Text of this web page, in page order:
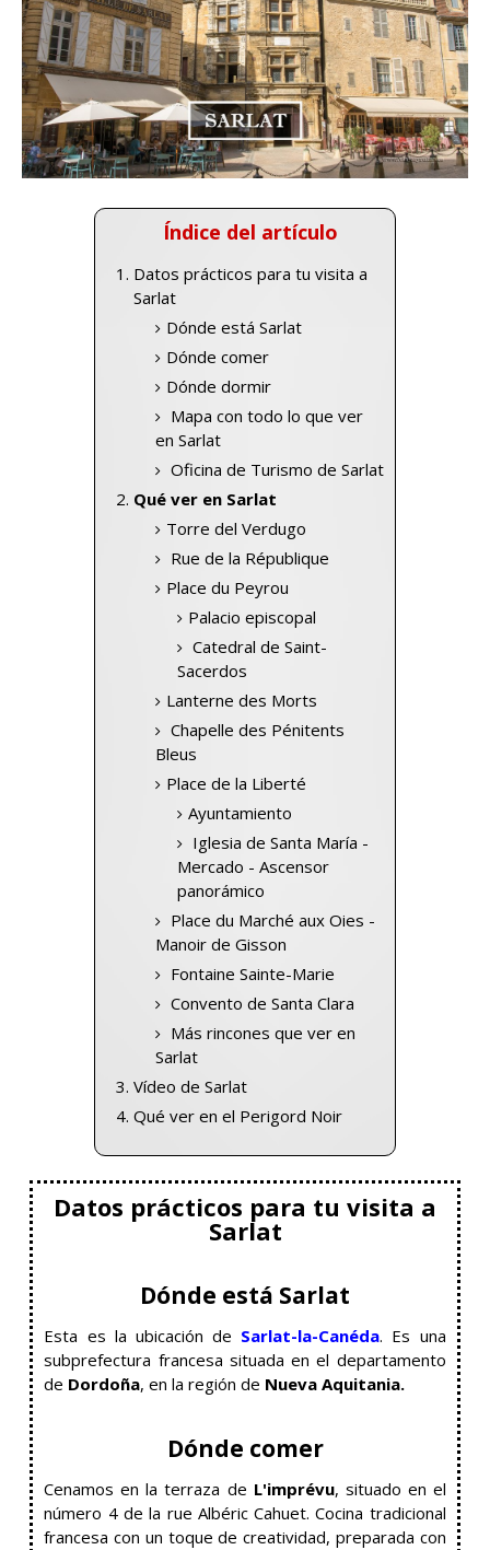
Índice del artículo
Datos prácticos para tu visita a
Sarlat
Dónde está Sarlat
Dónde comer
Dónde dormir
Mapa con todo lo que ver
en Sarlat
Oficina de Turismo de Sarlat
Qué ver en Sarlat
Torre del Verdugo
Rue de la République
Place du Peyrou
Palacio episcopal
Catedral de Saint-
Sacerdos
Lanterne des Morts
Chapelle des Pénitents
Bleus
Place de la Liberté
Ayuntamiento
Iglesia de Santa María -
Mercado - Ascensor
panorámico
Place du Marché aux Oies -
Manoir de Gisson
Fontaine Sainte-Marie
Convento de Santa Clara
Más rincones que ver en
Sarlat
Vídeo de Sarlat
Qué ver en el Perigord Noir
Datos prácticos para tu visita a
Sarlat
Dónde está Sarlat
Esta es la ubicación de Sarlat-la-Canéda. Es una
subprefectura francesa situada en el departamento
de Dordoña, en la región de Nueva Aquitania.
Dónde comer
Cenamos en la terraza de L'imprévu, situado en el
número 4 de la rue Albéric Cahuet. Cocina tradicional
francesa con un toque de creatividad, preparada con